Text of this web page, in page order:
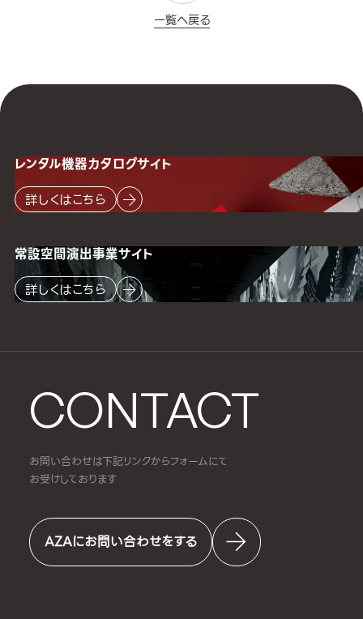
一覧へ戻る
CONTACT
お問い合わせは下記リンクからフォームにて
お受けしております
AZAにお問い合わせをする
レンタル機器カタログサイト
詳しくはこちら
常設空間演出事業サイト
詳しくはこちら